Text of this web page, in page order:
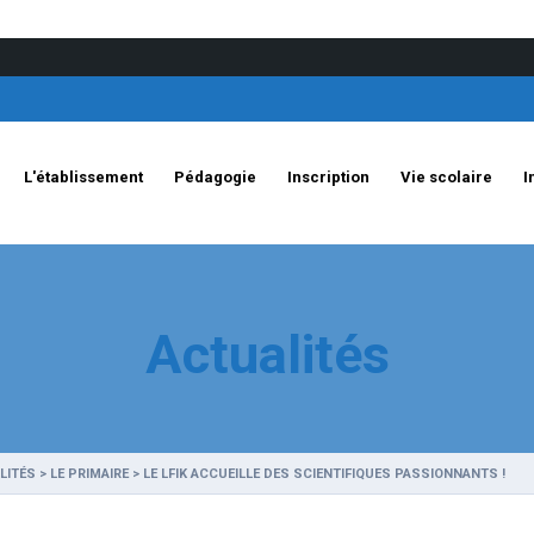
L'établissement Pédagogie Inscription Vie scolaire
Actualités
> LE PRIMAIRE> LE LFIK ACCUEILLE DES SCIENTIFIQUES PASSIONNANTS !